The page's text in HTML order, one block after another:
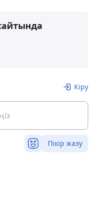
Кіру
Пікір жазу